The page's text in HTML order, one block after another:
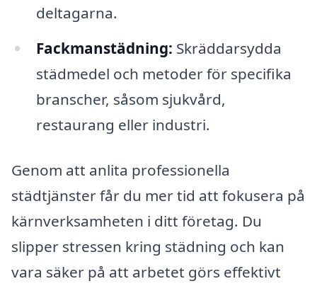
deltagarna.
Fackmanstädning: Skräddarsydda
städmedel och metoder för specifika
branscher, såsom sjukvård,
restaurang eller industri.
Genom att anlita professionella
städtjänster får du mer tid att fokusera på
kärnverksamheten i ditt företag. Du
slipper stressen kring städning och kan
vara säker på att arbetet görs effektivt